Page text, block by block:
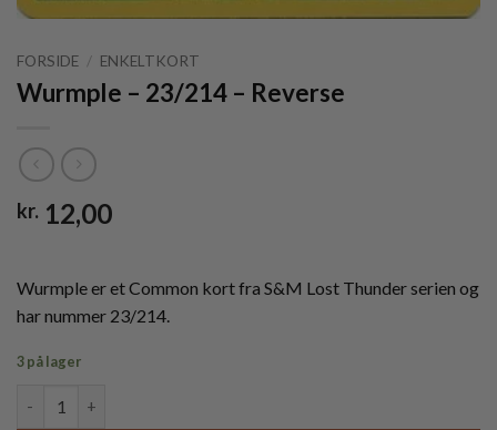
FORSIDE / ENKELTKORT
Wurmple – 23/214 – Reverse
kr. 12,00
Wurmple er et Common kort fra S&M Lost Thunder serien og
har nummer 23/214.
3 på lager